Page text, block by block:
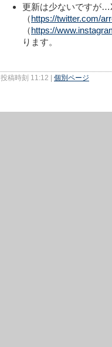
更新は少ないですが
（https://twitter.com/
（https://
ります。
投稿時刻 11:12 | 個別ページ